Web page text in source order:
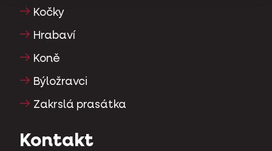
Kočky
Hrabaví
Koně
Býložravci
Zakrslá prasátka
Kontakt